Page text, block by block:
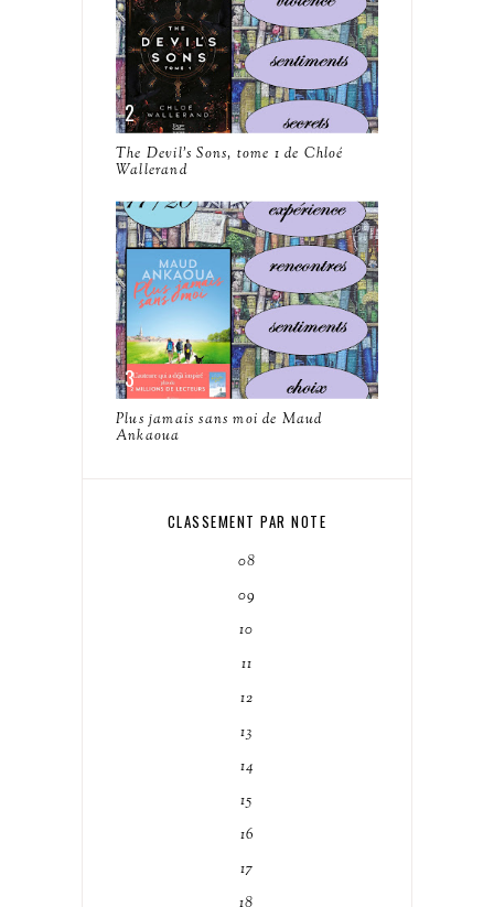
The Devil's Sons, tome 1 de Chloé
Wallerand
Plus jamais sans moi de Maud
Ankaoua
CLASSEMENT PAR NOTE
08
09
10
11
12
13
14
15
16
17